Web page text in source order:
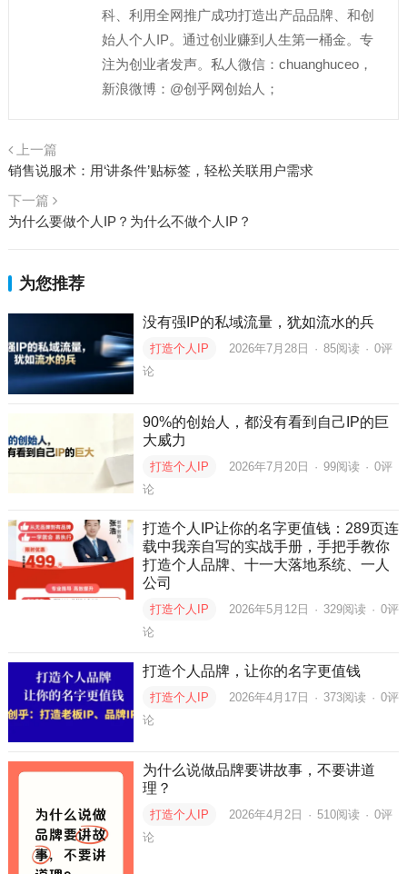
科、利用全网推广成功打造出产品品牌、和创
始人个人IP。通过创业赚到人生第一桶金。专
注为创业者发声。私人微信：chuanghuceo，
新浪微博：@创乎网创始人；
上一篇
销售说服术：用‘讲条件’贴标签，轻松关联用户需求
下一篇
为什么要做个人IP？为什么不做个人IP？
为您推荐
没有强IP的私域流量，犹如流水的兵
打造个人IP 2026年7月28日 · 85阅读 · 0评
论
90%的创始人，都没有看到自己IP的巨
大威力
打造个人IP 2026年7月20日 · 99阅读 · 0评
论
打造个人IP让你的名字更值钱：289页连
载中我亲自写的实战手册，手把手教你
打造个人品牌、十一大落地系统、一人
公司
打造个人IP 2026年5月12日 · 329阅读 · 0评
论
打造个人品牌，让你的名字更值钱
打造个人IP 2026年4月17日 · 373阅读 · 0评
论
为什么说做品牌要讲故事，不要讲道
理？
打造个人IP 2026年4月2日 · 510阅读 · 0评
论